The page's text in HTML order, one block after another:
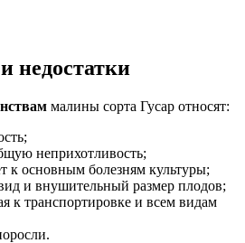
недостатки
малины сорта Гусар относят:
неприхотливость;
к основным болезням культуры;
и внушительный размер плодов;
к транспортировке и всем видам